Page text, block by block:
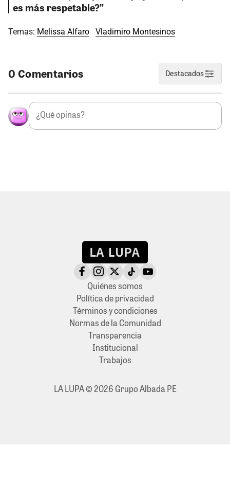
es más respetable?”
Temas: Melissa Alfaro Vladimiro Montesinos
0 Comentarios Destacados
Quiénes somos
Política de privacidad
Términos y condiciones
Normas de la Comunidad
Transparencia
Institucional
Trabajos
LA LUPA © 2026 Grupo Albada PE